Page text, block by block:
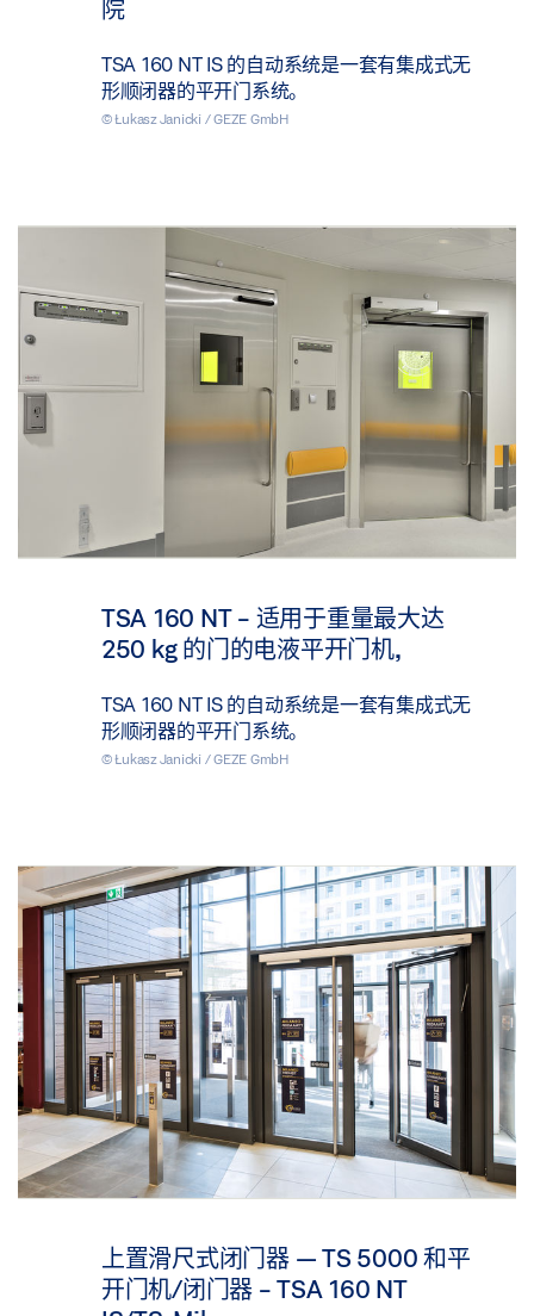
院
TSA 160 NT IS 的自动系统是一套有集成式无
形顺闭器的平开门系统。
© Łukasz Janicki / GEZE GmbH
TSA 160 NT - 适用于重量最大达
250 kg 的门的电液平开门机,
TSA 160 NT IS 的自动系统是一套有集成式无
形顺闭器的平开门系统。
© Łukasz Janicki / GEZE GmbH
上置滑尺式闭门器 — TS 5000 和平
开门机/闭门器 - TSA 160 NT